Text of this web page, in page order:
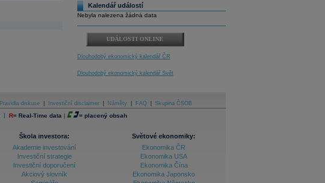
Kalendář událostí
Nebyla nalezena žádná data
UDÁLOSTI ONLINE
Dlouhodobý ekonomický kalendář ČR
Dlouhodobý ekonomický kalendář Svět
Pravidla diskuse Investiční disclaimer Náměty FAQ Skupina ČSOB
| R= Real-Time data | = placený obsah
Škola investora:
Akademie investování
Investiční strategie
Investiční doporučení
Akciový slovník
Světové ekonomiky:
Ekonomika ČR
Ekonomika USA
Ekonomika Čína
Ekonomika Japonsko